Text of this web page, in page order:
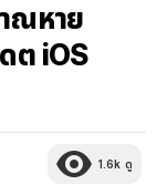
ณหาย
ต iOS
1.6k ดู